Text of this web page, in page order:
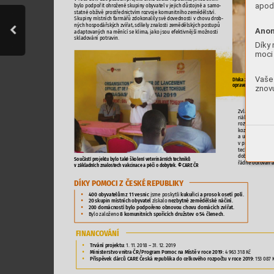
Díky
moci
-

-





 
 
 
 
 
 
 










©